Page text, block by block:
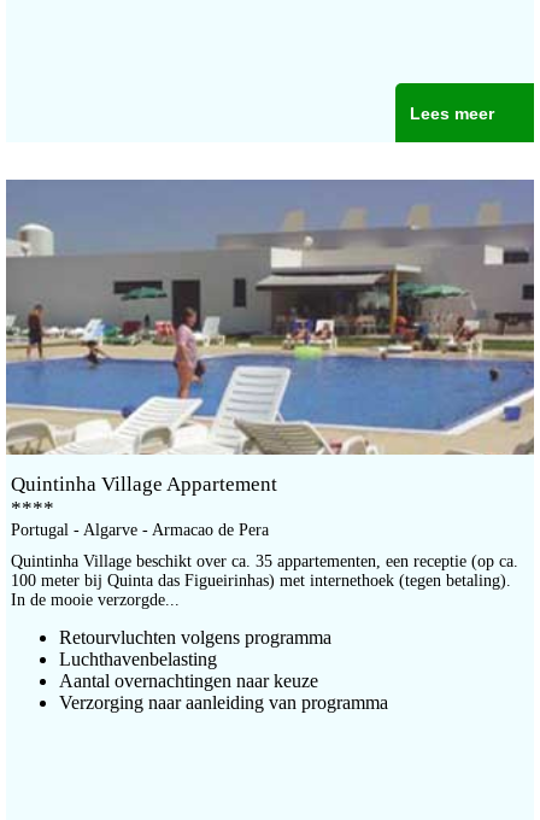
Lees meer
Quintinha Village Appartement
****
Portugal - Algarve - Armacao de Pera
Quintinha Village beschikt over ca. 35 appartementen, een receptie (op ca.
100 meter bij Quinta das Figueirinhas) met internethoek (tegen betaling).
In de mooie verzorgde...
Retourvluchten volgens programma
Luchthavenbelasting
Aantal overnachtingen naar keuze
Verzorging naar aanleiding van programma